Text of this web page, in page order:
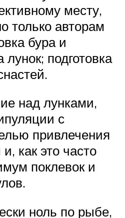
месту,
только авторам
бура и
подготовка
над лунками,
с
привлечения
как это часто
поклевок и
ноль по рыбе,